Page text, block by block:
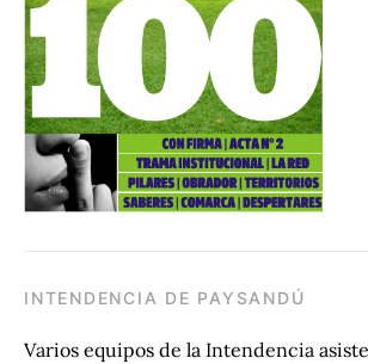
INTENDENCIA DE PAYSANDÚ
Varios equipos de la Intendencia